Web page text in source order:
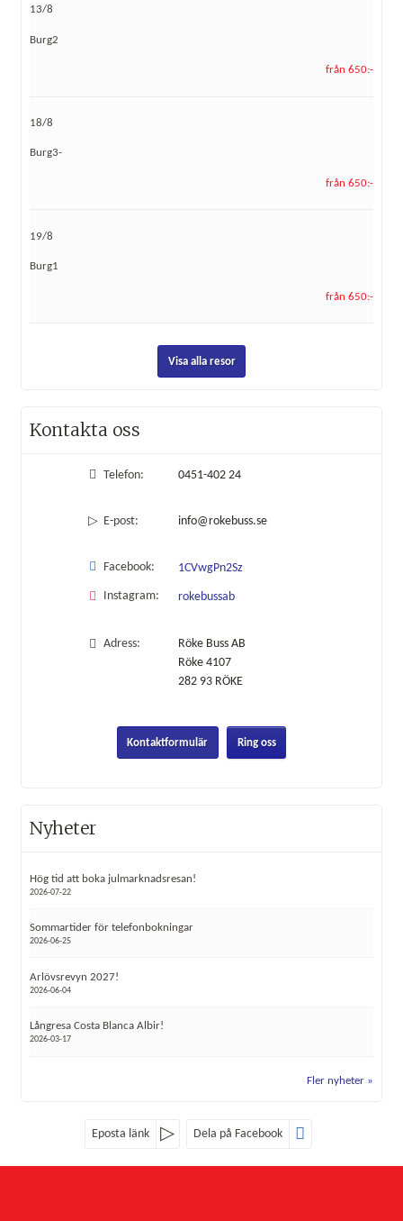
13/8
Burg2
från 650:-
18/8
Burg3-
från 650:-
19/8
Burg1
från 650:-
Visa alla resor
Kontakta oss
Telefon: 0451-402 24
E-post: info@rokebuss.se
Facebook: 1CVwgPn2Sz
Instagram: rokebussab
Adress:
Röke Buss AB
Röke 4107
282 93 RÖKE
Kontaktformulär Ring oss
Nyheter
Hög tid att boka julmarknadsresan!
2026-07-22
Sommartider för telefonbokningar
2026-06-25
Arlövsrevyn 2027!
2026-06-04
Långresa Costa Blanca Albir!
2026-03-17
Fler nyheter
Eposta länk Dela på Facebook